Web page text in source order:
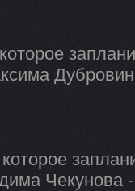
Чекунова